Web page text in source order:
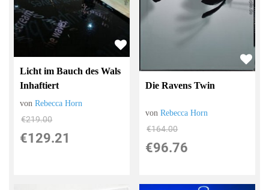
Licht im Bauch des Wals
Inhaftiert
vonRebecca Horn
€219.00
€129.21
Die Ravens Twin
vonRebecca Horn
€164.00
€96.76